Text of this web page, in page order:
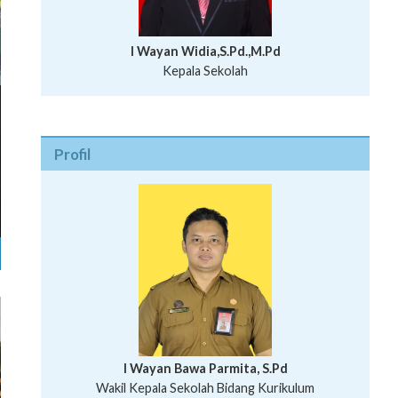
I Wayan Widia,S.Pd.,M.Pd
Kepala Sekolah
Profil
I Wayan Bawa Parmita, S.Pd
I Wayan Gede Aditya Pratita, S.Pd., M.Sn
Ni Wayan Nopi Sutantri, S.Pd.